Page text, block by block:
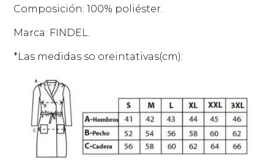
Composición: 100% poliéster.
Marca: FINDEL.
*Las medidas so oreintativas(cm):